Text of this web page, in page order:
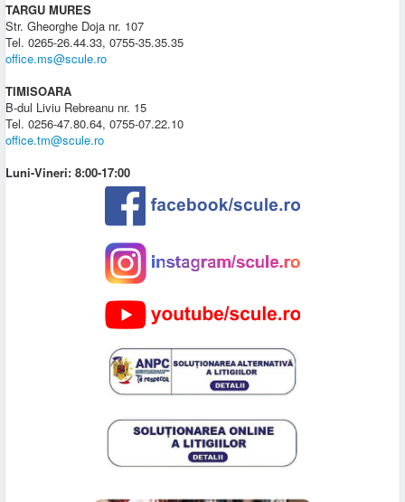
TARGU MURES
Str. Gheorghe Doja nr. 107
Tel. 0265-26.44.33, 0755-35.35.35
office.ms@scule.ro
TIMISOARA
B-dul Liviu Rebreanu nr. 15
Tel. 0256-47.80.64, 0755-07.22.10
office.tm@scule.ro
Luni-Vineri: 8:00-17:00